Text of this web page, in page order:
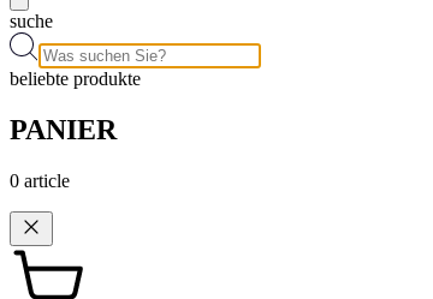
suche
beliebte produkte
PANIER
0 article